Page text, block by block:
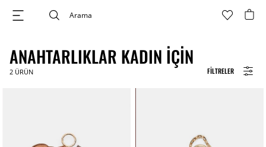
FILTRELER
ANAHTARLIKLAR KADIN İÇIN
2 ÜRÜN